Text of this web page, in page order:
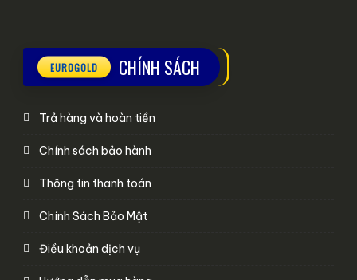
CHÍNH SÁCH
Trả hàng và hoàn tiền
Chính sách bảo hành
Thông tin thanh toán
Chính Sách Bảo Mật
Điều khoản dịch vụ